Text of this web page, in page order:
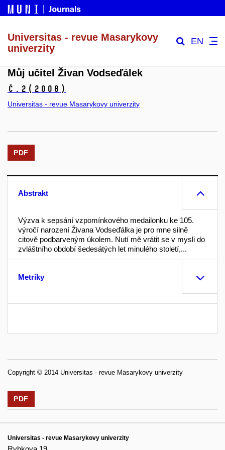
Universitas - revue Masarykovy
univerzity
EN
Můj učitel Živan Vodseďálek
č.2 (2008)
Universitas - revue Masarykovy univerzity
PDF
Abstrakt
Výzva k sepsání vzpomínkového medailonku ke 105.
výročí narození Živana Vodseďálka je pro mne silně
citově podbarveným úkolem. Nutí mě vrátit se v mysli do
zvláštního období šedesátých let minulého století,...
Metriky
Copyright © 2014 Universitas - revue Masarykovy univerzity
PDF
Universitas - revue Masarykovy univerzity